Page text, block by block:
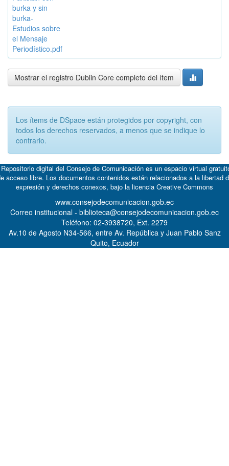
burka y sin
burka-
Estudios sobre
el Mensaje
Periodístico.pdf
Mostrar el registro Dublin Core completo del ítem
Los ítems de DSpace están protegidos por copyright, con
todos los derechos reservados, a menos que se indique lo
contrario.
digital del Consejo de Comunicación es un espacio virtual
acceso libre. Los documentos contenidos están relacionados a la libertad
expresión y derechos conexos, bajo la licencia Creative Commons
www.consejodecomunicacion.gob.ec
Correo institucional - biblioteca@consejodecomunicacion.gob.ec
Teléfono: 02-3938720, Ext. 2279
Av.10 de Agosto N34-566, entre Av. República y Juan Pablo Sanz
Quito, Ecuador